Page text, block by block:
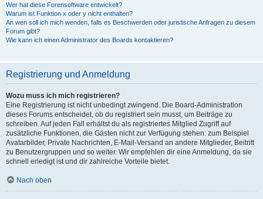
Wer hat diese Forensoftware entwickelt?
Warum ist Funktion x oder y nicht enthalten?
An wen soll ich mich wenden, falls es Beschwerden oder juristische Anfragen zu diesem
Forum gibt?
Wie kann ich einen Administrator des Boards kontaktieren?
Registrierung und Anmeldung
Wozu muss ich mich registrieren?
Eine Registrierung ist nicht unbedingt zwingend. Die Board-Administration
dieses Forums entscheidet, ob du registriert sein musst, um Beiträge zu
schreiben. Auf jeden Fall erhältst du als registriertes Mitglied Zugriff auf
zusätzliche Funktionen, die Gästen nicht zur Verfügung stehen: zum Beispiel
Avatarbilder, Private Nachrichten, E-Mail-Versand an andere Mitglieder, Beitritt
zu Benutzergruppen und so weiter. Wir empfehlen dir eine Anmeldung, da sie
schnell erledigt ist und dir zahlreiche Vorteile bietet.
Nach oben